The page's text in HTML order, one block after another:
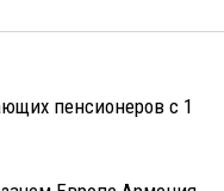
пенсионеров с 1